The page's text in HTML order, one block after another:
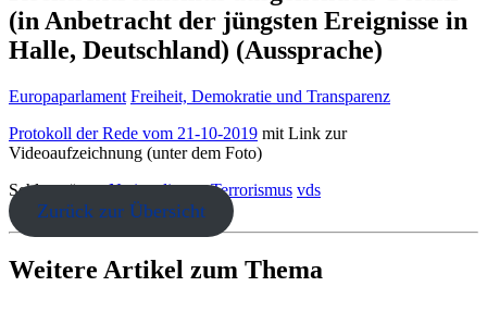
(in Anbetracht der jüngsten Ereignisse in
Halle, Deutschland) (Aussprache)
Europaparlament Freiheit, Demokratie und Transparenz
Protokoll der Rede vom 21-10-2019 mit Link zur
Videoaufzeichnung (unter dem Foto)
Schlagwörter: Nationalismus Terrorismus vds
Zurück zur Übersicht
Weitere Artikel zum Thema